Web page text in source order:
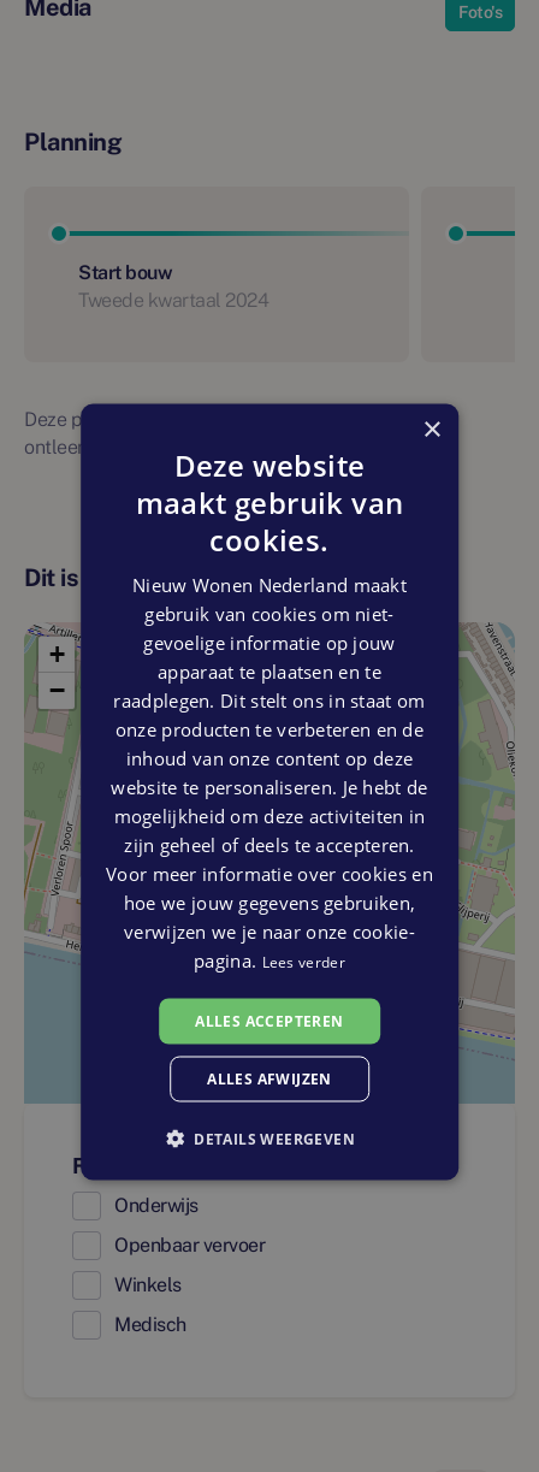
Media Foto's
Planning
Start bouw
Tweede kwartaal 2024
Deze planning is indicatief. Er kunnen geen rechten
ontleend worden aan bovenstaande planning
Dit is de locatie
+
−
Faciliteiten
Onderwijs
Openbaar vervoer
Winkels
Medisch
×
Deze website
maakt gebruik van
cookies.
Nieuw Wonen Nederland maakt
gebruik van cookies om niet-
gevoelige informatie op jouw
apparaat te plaatsen en te
raadplegen. Dit stelt ons in staat om
onze producten te verbeteren en de
inhoud van onze content op deze
website te personaliseren. Je hebt de
mogelijkheid om deze activiteiten in
zijn geheel of deels te accepteren.
Voor meer informatie over cookies en
hoe we jouw gegevens gebruiken,
verwijzen we je naar onze cookie-
pagina. Lees verder
ALLES ACCEPTEREN
ALLES AFWIJZEN
DETAILS WEERGEVEN